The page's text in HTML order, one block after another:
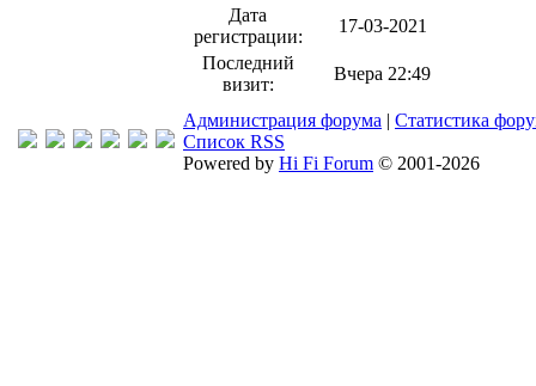
Дата
регистрации:
17-03-2021
Последний
визит:
Вчера 22:49
Администрация форума | Статистика
Список RSS
Powered by Hi Fi Forum © 2001-2026